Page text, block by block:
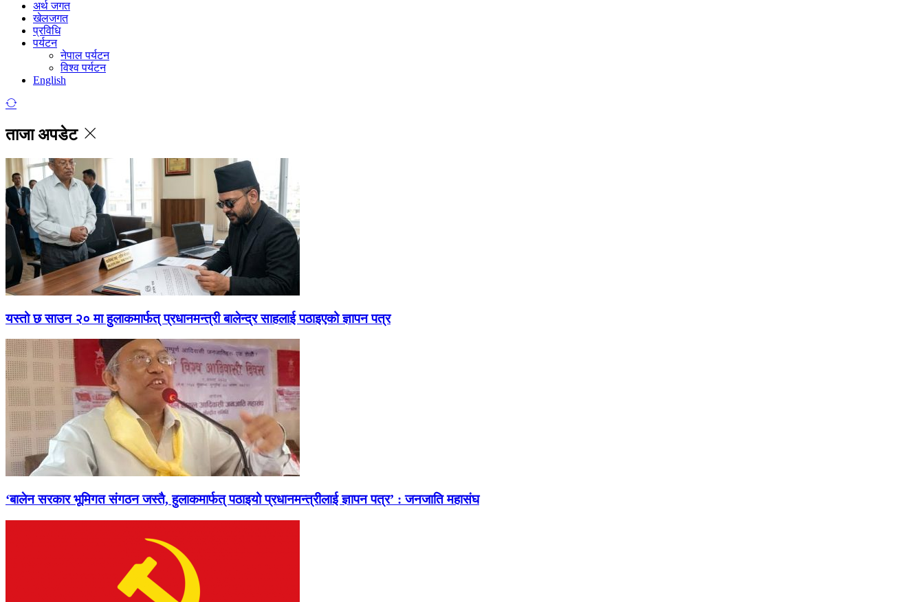
अर्थ जगत
खेलजगत
प्रविधि
पर्यटन
नेपाल पर्यटन
विश्व पर्यटन
English
ताजा अपडेट
यस्तो छ साउन २० मा हुलाकमार्फत् प्रधानमन्त्री बालेन्द्र साहलाई पठाइएको ज्ञापन पत्र
‘बालेन सरकार भूमिगत संगठन जस्तै, हुलाकमार्फत् पठाइयो प्रधानमन्त्रीलाई ज्ञापन पत्र’ : जनजाति महासंघ